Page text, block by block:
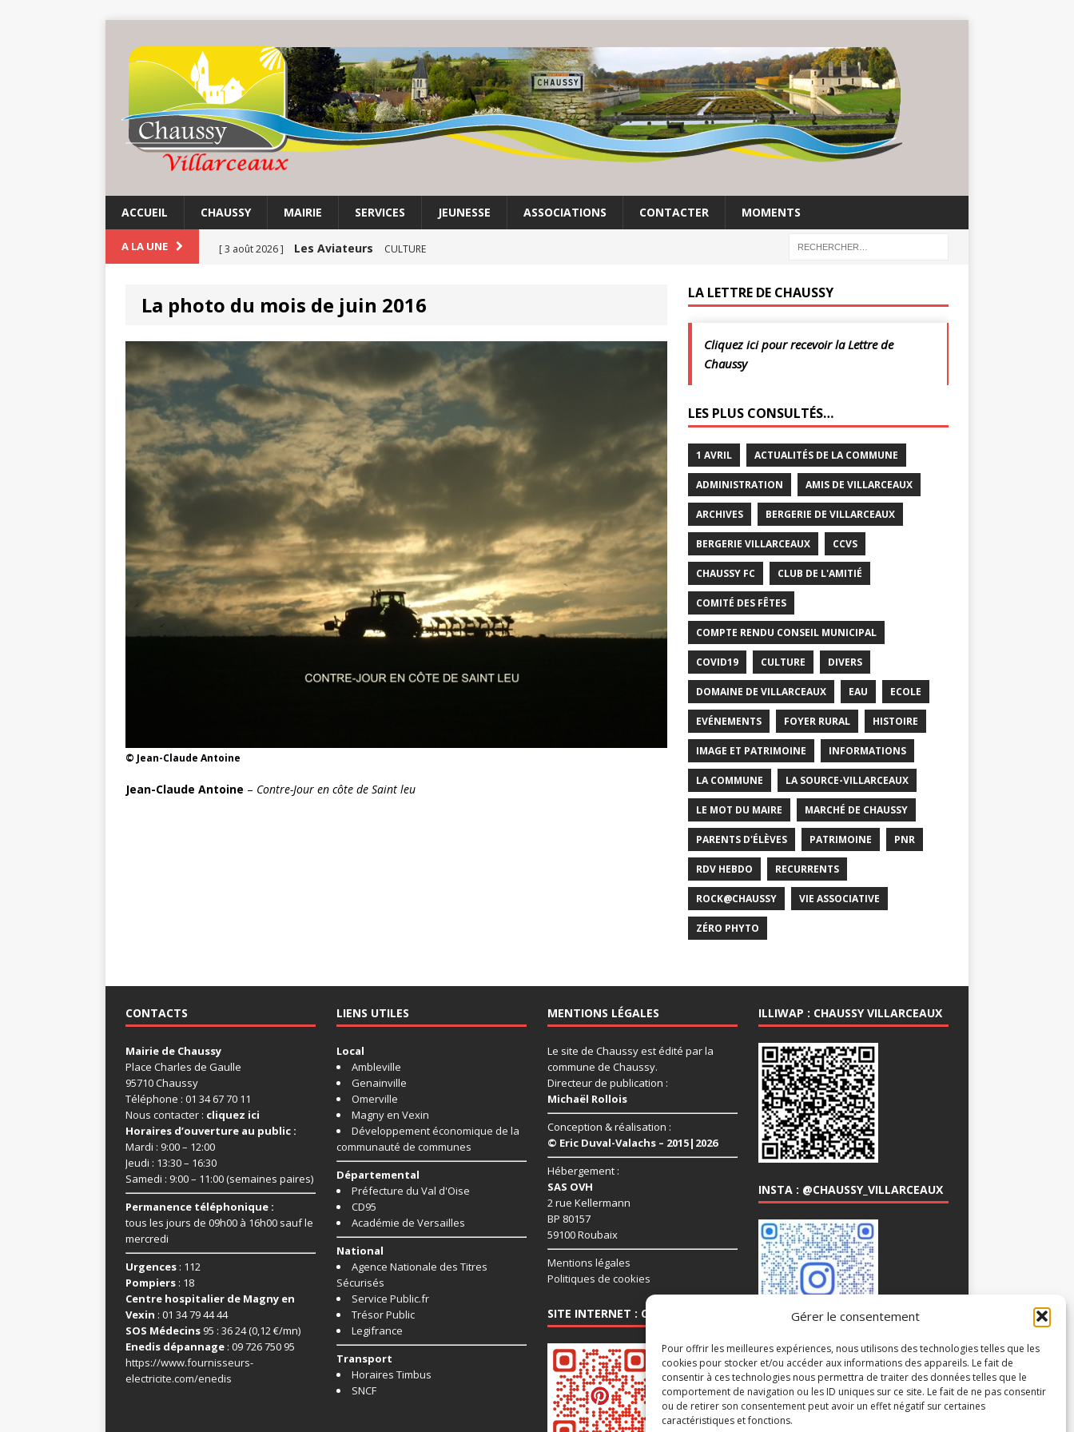
Gérer le consentement
Pour offrir les meilleures expériences, nous utilisons des technologies telles que les
cookies pour stocker et/ou accéder aux informations des appareils. Le fait de
consentir à ces technologies nous permettra de traiter des données telles que le
comportement de navigation ou les ID uniques sur ce site. Le fait de ne pas consentir
ou de retirer son consentement peut avoir un effet négatif sur certaines
caractéristiques et fonctions.
ACCUEIL CHAUSSY MAIRIE SERVICES JEUNESSE ASSOCIATIONS CONTACTER MOMENTS
A LA UNE [ 3 août 2026 ] Les Aviateurs CULTURE
[ 1 août 2026 ] Balade au crépuscule | Villarceaux | 1 août
COMMUNE
[ 17 juillet 2026 ] Balades extraordinaires | 26 juillet | Villarceaux
DE LA COMMUNE
[ 3 août 2026 ] Ninon de Lenclos ACTUALITÉS DE LA COMMUNE
La photo du mois de juin 2016
© Jean-Claude Antoine
Jean-Claude Antoine – Contre-Jour en côte de Saint leu
LA LETTRE DE CHAUSSY
Cliquez ici pour recevoir la Lettre de
Chaussy
LES PLUS CONSULTÉS…
1 AVRIL ACTUALITÉS DE LA COMMUNE
ADMINISTRATION AMIS DE VILLARCEAUX
ARCHIVES BERGERIE DE VILLARCEAUX
BERGERIE VILLARCEAUX CCVS
CHAUSSY FC CLUB DE L'AMITIÉ
COMITÉ DES FÊTES
COMPTE RENDU CONSEIL MUNICIPAL
COVID19 CULTURE DIVERS
DOMAINE DE VILLARCEAUX EAU ECOLE
EVÉNEMENTS FOYER RURAL HISTOIRE
IMAGE ET PATRIMOINE INFORMATIONS
LA COMMUNE LA SOURCE-VILLARCEAUX
LE MOT DU MAIRE MARCHÉ DE CHAUSSY
PARENTS D'ÉLÈVES PATRIMOINE PNR
RDV HEBDO RECURRENTS
ROCK@CHAUSSY VIE ASSOCIATIVE
ZÉRO PHYTO
CONTACTS
Mairie de Chaussy
Place Charles de Gaulle
95710 Chaussy
Téléphone : 01 34 67 70 11
Nous contacter : cliquez ici
Horaires d’ouverture au public :
Mardi : 9:00 – 12:00
Jeudi : 13:30 – 16:30
Samedi : 9:00 – 11:00 (semaines paires)
Permanence téléphonique :
tous les jours de 09h00 à 16h00 sauf le
mercredi
Urgences : 112
Pompiers : 18
Centre hospitalier de Magny en
Vexin : 01 34 79 44 44
SOS Médecins 95 : 36 24 (0,12 €/mn)
Enedis dépannage : 09 726 750 95
https://www.fournisseurs-
electricite.com/enedis
LIENS UTILES
Local
Ambleville
Genainville
Omerville
Magny en Vexin
Développement économique de la
communauté de communes
Départemental
Préfecture du Val d'Oise
CD95
Académie de Versailles
National
Agence Nationale des Titres
Sécurisés
Service Public.fr
Trésor Public
Legifrance
Transport
Horaires Timbus
SNCF
MENTIONS LÉGALES
Le site de Chaussy est édité par la
commune de Chaussy.
Directeur de publication :
Michaël Rollois
Conception & réalisation :
© Eric Duval-Valachs – 2015|2026
Hébergement :
SAS OVH
2 rue Kellermann
BP 80157
59100 Roubaix
Mentions légales
Politiques de cookies
SITE INTERNET : CHAUSSY95.COM
ILLIWAP : CHAUSSY VILLARCEAUX
INSTA : @CHAUSSY_VILLARCEAUX